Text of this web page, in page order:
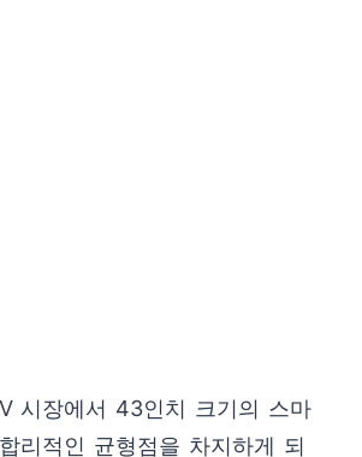
시장에서 43인치 크기의 스마
리적인 균형점을 차지하게 되